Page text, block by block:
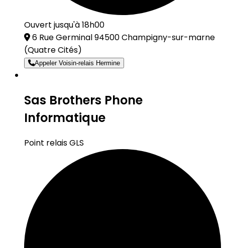
Ouvert jusqu'à 18h00
6 Rue Germinal 94500 Champigny-sur-marne
(Quatre Cités)
Appeler Voisin-relais Hermine
Sas Brothers Phone
Informatique
Point relais GLS